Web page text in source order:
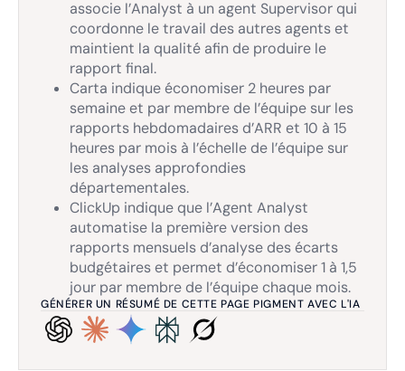
associe l’Analyst à un agent Supervisor qui
coordonne le travail des autres agents et
maintient la qualité afin de produire le
rapport final.
Carta indique économiser 2 heures par
semaine et par membre de l’équipe sur les
rapports hebdomadaires d’ARR et 10 à 15
heures par mois à l’échelle de l’équipe sur
les analyses approfondies
départementales.
ClickUp indique que l’Agent Analyst
automatise la première version des
rapports mensuels d’analyse des écarts
budgétaires et permet d’économiser 1 à 1,5
jour par membre de l’équipe chaque mois.
GÉNÉRER UN RÉSUMÉ DE CETTE PAGE PIGMENT AVEC L'IA